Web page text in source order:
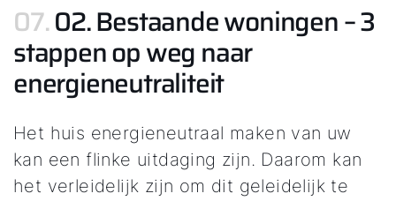
07.02. Bestaande woningen – 3
stappen op weg naar
energieneutraliteit
Het huis energieneutraal maken van uw
kan een flinke uitdaging zijn. Daarom kan
het verleidelijk zijn om dit geleidelijk te